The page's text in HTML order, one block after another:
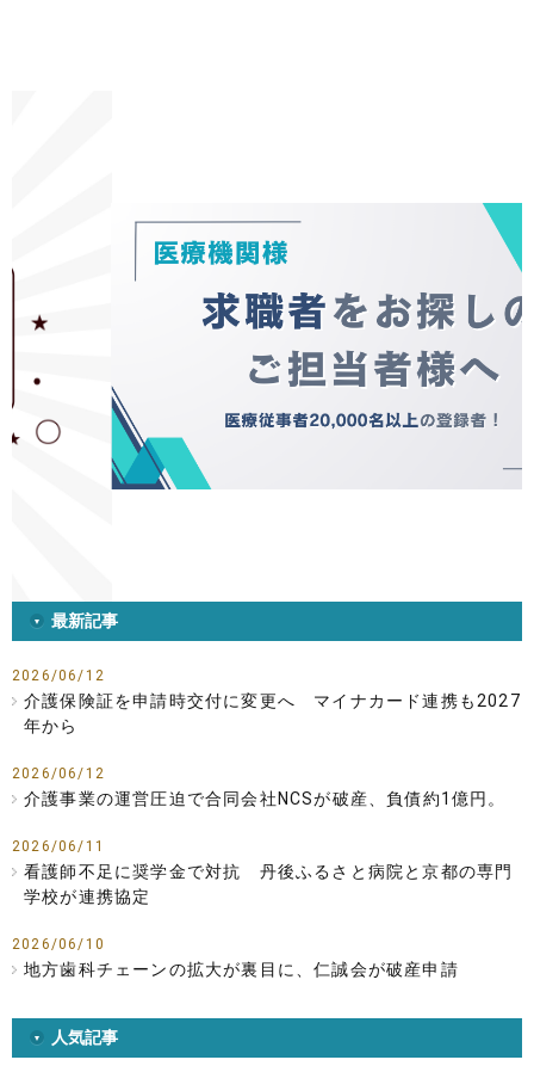
最新記事
2026/06/12
介護保険証を申請時交付に変更へ マイナカード連携も2027
年から
2026/06/12
介護事業の運営圧迫で合同会社NCSが破産、負債約1億円。
2026/06/11
看護師不足に奨学金で対抗 丹後ふるさと病院と京都の専門
学校が連携協定
2026/06/10
地方歯科チェーンの拡大が裏目に、仁誠会が破産申請
人気記事